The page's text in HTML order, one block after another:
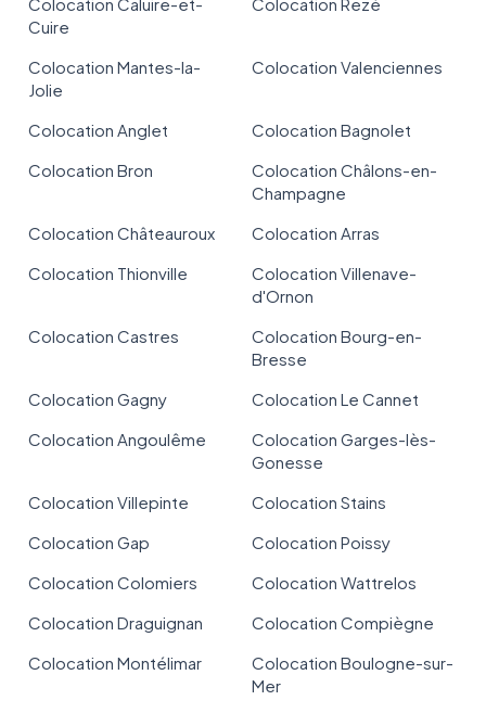
Cuire
Colocation Mantes-la-
Jolie
Colocation Valenciennes
Colocation Anglet
Colocation Bagnolet
Colocation Bron
Colocation Châlons-en-
Champagne
Colocation Châteauroux
Colocation Arras
Colocation Thionville
Colocation Villenave-
d'Ornon
Colocation Castres
Colocation Bourg-en-
Bresse
Colocation Gagny
Colocation Le Cannet
Colocation Angoulême
Colocation Garges-lès-
Gonesse
Colocation Villepinte
Colocation Stains
Colocation Gap
Colocation Poissy
Colocation Colomiers
Colocation Wattrelos
Colocation Draguignan
Colocation Compiègne
Colocation Montélimar
Colocation Boulogne-sur-
Mer